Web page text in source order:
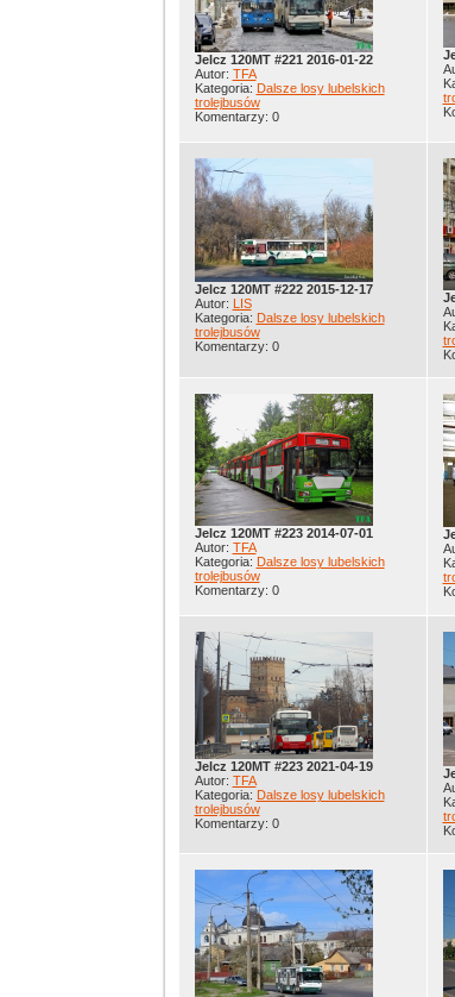
Jelcz 120MT #221 2016-01-22
Autor: TFA
Kategoria: Dalsze losy lubelskich
trolejbusów
Komentarzy: 0
Jelcz 120MT #222 2015-12-17
Autor: LIS
Kategoria: Dalsze losy lubelskich
trolejbusów
Komentarzy: 0
Jelcz 120MT #223 2014-07-01
Autor: TFA
Kategoria: Dalsze losy lubelskich
trolejbusów
Komentarzy: 0
Jelcz 120MT #223 2021-04-19
Autor: TFA
Kategoria: Dalsze losy lubelskich
trolejbusów
Komentarzy: 0